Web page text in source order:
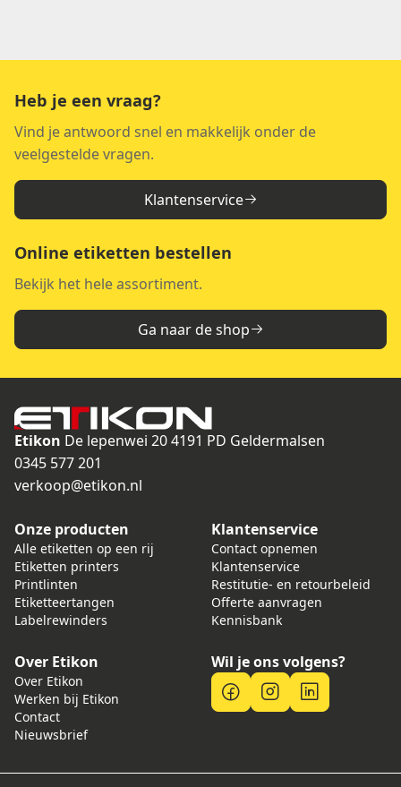
Heb je een vraag?
Vind je antwoord snel en makkelijk onder de
veelgestelde vragen.
Klantenservice
Online etiketten bestellen
Bekijk het hele assortiment.
Ga naar de shop
Etikon De lepenwei 204191 PD Geldermalsen
0345 577 201
verkoop@etikon.nl
Onze producten
Alle etiketten op een rij
Etiketten printers
Printlinten
Etiketteertangen
Labelrewinders
Klantenservice
Contact opnemen
Klantenservice
Restitutie- en retourbeleid
Offerte aanvragen
Kennisbank
Over Etikon
Over Etikon
Werken bij Etikon
Contact
Nieuwsbrief
Wil je ons volgens?